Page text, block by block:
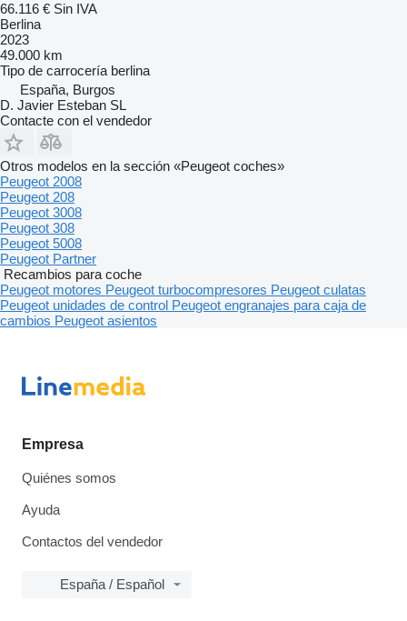
66.116 € Sin IVA
Berlina
2023
49.000 km
Tipo de carrocería berlina
España, Burgos
D. Javier Esteban SL
Contacte con el vendedor
Otros modelos en la sección «Peugeot coches»
Peugeot 2008
Peugeot 208
Peugeot 3008
Peugeot 308
Peugeot 5008
Peugeot Partner
Recambios para coche
Peugeot motores Peugeot turbocompresores Peugeot culatas
Peugeot unidades de control Peugeot engranajes para caja de
cambios Peugeot asientos
Empresa
Quiénes somos
Ayuda
Contactos del vendedor
España / Español